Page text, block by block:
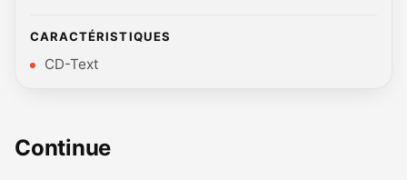
CARACTÉRISTIQUES
CD-Text
Continue